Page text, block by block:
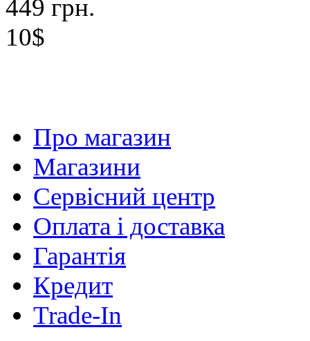
449 грн.
10$
Про магазин
Магазини
Сервісний центр
Оплата і доставка
Гарантія
Кредит
Trade-In